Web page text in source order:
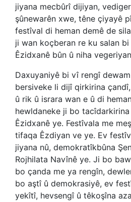
jiyana mecbûrî dijiyan,
şûnewarên xwe, têne çiyayê
festîval di heman demê de
ji wan koçberan re ku salan
Êzidxanê bûn û niha
Daxuyaniyê bi vî rengî
bersiveke li dijî qirkirina
û rik û israra wan e û di
hewldaneke ji bo tacîdarkirina
Êzidxanê ye. Festîvala me
tifaqa Êzdiyan ve ye. Ev
jiyana nû, demokratîkbûna
Rojhilata Navînê ye. Ji bo
bo çanda me ya rengîn,
bo aştî û demokrasiyê, ev
yekîtî, hevsengî û têkoşîna